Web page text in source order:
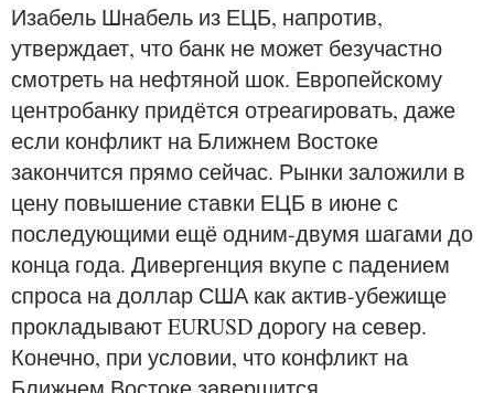
Изабель Шнабель из ЕЦБ, напротив,
утверждает, что банк не может безучастно
смотреть на нефтяной шок. Европейскому
центробанку придётся отреагировать, даже
если конфликт на Ближнем Востоке
закончится прямо сейчас. Рынки заложили в
цену повышение ставки ЕЦБ в июне с
последующими ещё одним-двумя шагами до
конца года. Дивергенция вкупе с падением
спроса на доллар США как актив-убежище
прокладывают EURUSD дорогу на север.
Конечно, при условии, что конфликт на